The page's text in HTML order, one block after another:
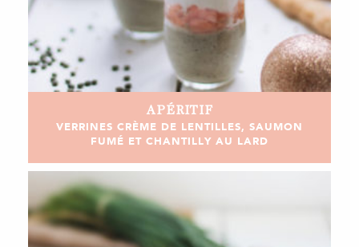
APÉRITIF
VERRINES CRÈME DE LENTILLES, SAUMON
FUMÉ ET CHANTILLY AU LARD